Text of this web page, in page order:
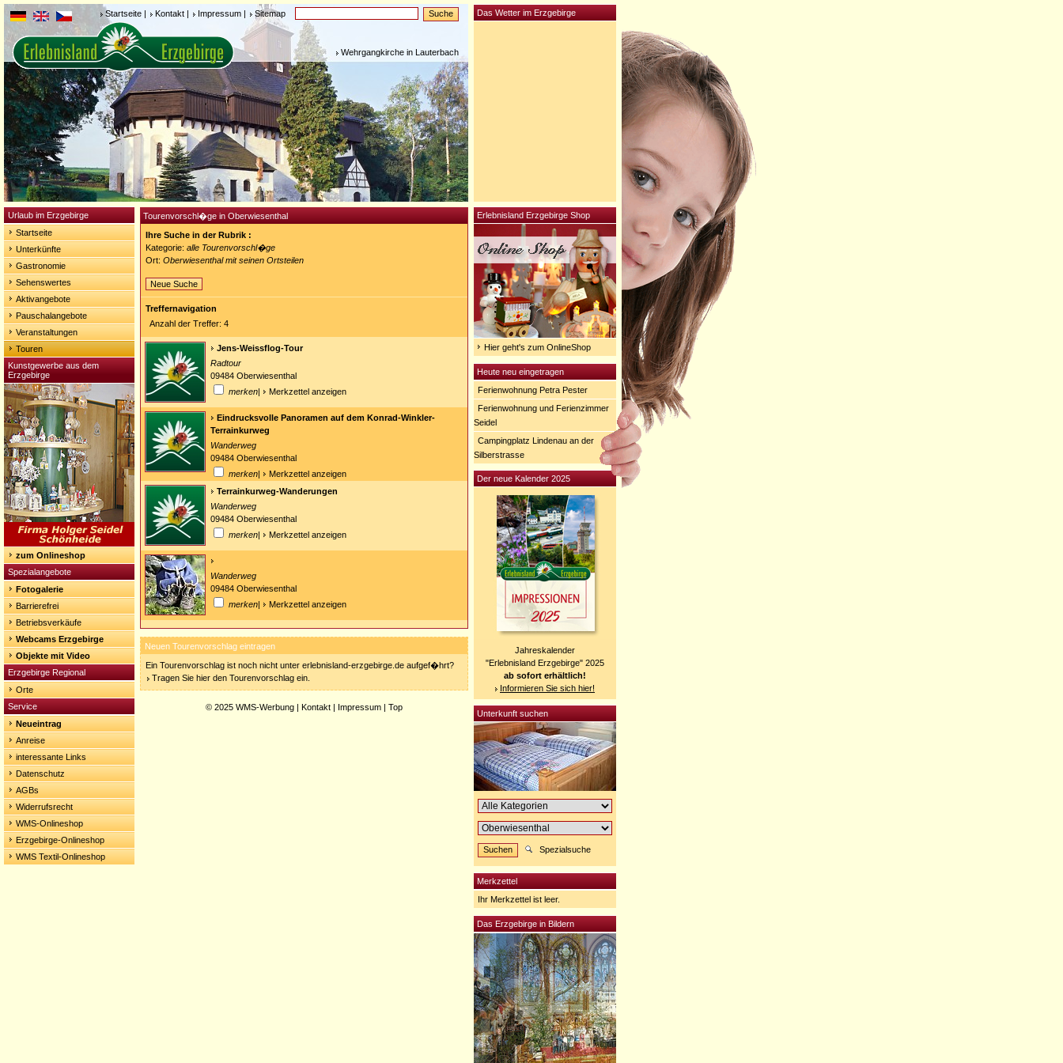
Startseite | Kontakt | Impressum | Sitemap
Wehrgangkirche in Lauterbach
Urlaub im Erzgebirge
Startseite
Unterkünfte
Gastronomie
Sehenswertes
Aktivangebote
Pauschalangebote
Veranstaltungen
Touren
Kunstgewerbe aus dem
Erzgebirge
zum Onlineshop
Spezialangebote
Fotogalerie
Barrierefrei
Betriebsverkäufe
Webcams Erzgebirge
Objekte mit Video
Erzgebirge Regional
Orte
Service
Neueintrag
Anreise
interessante Links
Datenschutz
AGBs
Widerrufsrecht
WMS-Onlineshop
Erzgebirge-Onlineshop
WMS Textil-Onlineshop
Tourenvorschl�ge in Oberwiesenthal
Ihre Suche in der Rubrik :
Kategorie: alle Tourenvorschl�ge
Ort: Oberwiesenthal mit seinen Ortsteilen
Neue Suche
Treffernavigation
Anzahl der Treffer: 4
Jens-Weissflog-Tour
Radtour
09484 Oberwiesenthal
merken| Merkzettel anzeigen
Eindrucksvolle Panoramen auf dem Konrad-Winkler-
Terrainkurweg
Wanderweg
09484 Oberwiesenthal
merken|
Merkzettel anzeigen
Terrainkurweg-Wanderungen
Wanderweg
09484 Oberwiesenthal
merken| Merkzettel anzeigen
Wanderweg
09484 Oberwiesenthal
merken| Merkzettel anzeigen
Neuen Tourenvorschlag eintragen
Ein Tourenvorschlag ist noch nicht unter erlebnisland-erzgebirge.de aufgef�hrt?
Tragen Sie hier den Tourenvorschlag ein.
© 2025 WMS-Werbung | Kontakt | Impressum | Top
Erlebnisland Erzgebirge Shop
Hier geht's zum OnlineShop
Heute neu eingetragen
Ferienwohnung Petra Pester
Ferienwohnung und Ferienzimmer
Seidel
Campingplatz Lindenau an der
Silberstrasse
Der neue Kalender 2025
Jahreskalender
"Erlebnisland Erzgebirge" 2025
ab sofort erhältlich!
Informieren Sie sich hier!
Unterkunft suchen
Spezialsuche
Merkzettel
Ihr Merkzettel ist leer.
Das Erzgebirge in Bildern
Das Wetter im Erzgebirge